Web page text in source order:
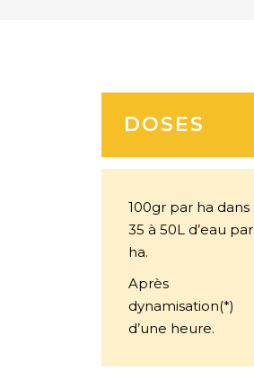
DOSES
100gr par ha dans
35 à 50L d’eau par
ha.
Après
dynamisation(*)
d’une heure.